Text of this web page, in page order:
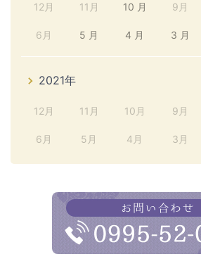
12月 11月 10 月 9月
6月 5 月 4 月 3 月
2021年
12月 11月 10月 9月
6月 5月 4月 3月